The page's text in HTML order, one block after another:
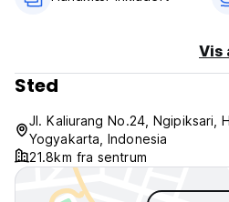
Vis
Sted
Jl. Kaliurang No.24, Ngipiksari,
Yogyakarta, Indonesia
21.8km fra sentrum